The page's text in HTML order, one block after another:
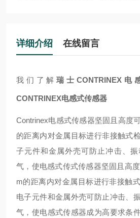
详细介绍 在线留言
我们了解瑞士CONTRINEX电
CONTRINEX电感式传感器
Contrinex电感式传感器坚固且高度
的距离内对金属目标进行非接触式
子元件和金属外壳可防止冲击、
气，使电感式传式传感器坚固且高
m的距离内对金属目标进行非接触
电子元件和金属外壳可防止冲击、
气，使电感式传感器成为高要求条